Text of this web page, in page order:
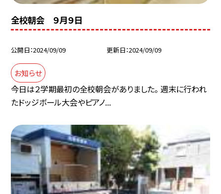
全校朝会 ９月９日
公開日 2024/09/09 更新日 2024/09/09
お知らせ
今日は２学期最初の全校朝会がありました。 週末に行われ
たドッジボール大会やピアノ...